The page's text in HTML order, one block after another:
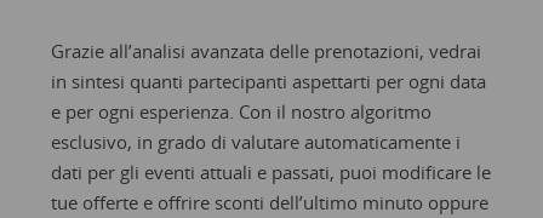
Grazie all’analisi avanzata delle prenotazioni, vedrai
in sintesi quanti partecipanti aspettarti per ogni data
e per ogni esperienza. Con il nostro algoritmo
esclusivo, in grado di valutare automaticamente i
dati per gli eventi attuali e passati, puoi modificare le
tue offerte e offrire sconti dell’ultimo minuto oppure